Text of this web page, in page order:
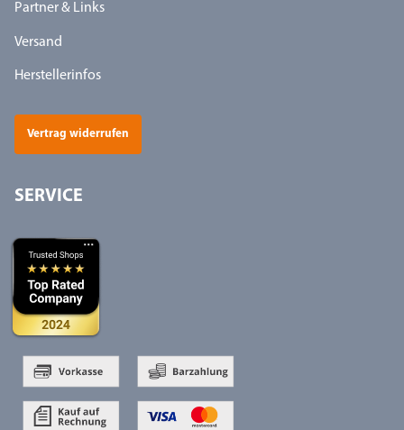
Partner & Links
Versand
Herstellerinfos
Vertrag widerrufen
SERVICE